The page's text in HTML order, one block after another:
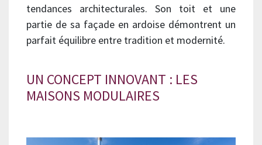
tendances architecturales. Son toit et une
partie de sa façade en ardoise démontrent un
parfait équilibre entre tradition et modernité.
UN CONCEPT INNOVANT : LES
MAISONS MODULAIRES